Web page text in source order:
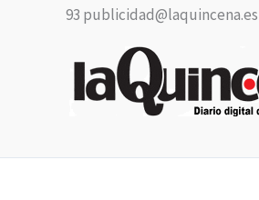
93 publicidad@laquincena.es